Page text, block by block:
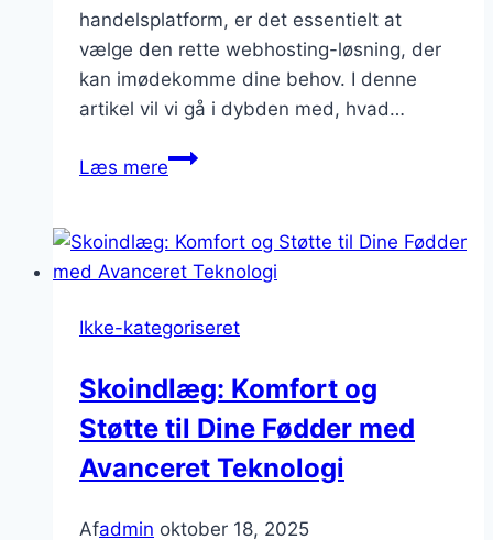
handelsplatform, er det essentielt at
vælge den rette webhosting-løsning, der
kan imødekomme dine behov. I denne
artikel vil vi gå i dybden med, hvad…
Læs mereWebhosting:
Rette
Løsning
Dit
Ikke-kategoriseret
Skoindlæg: Komfort og
Støtte til Dine Fødder med
Avanceret Teknologi
Afadmin oktober 18, 2025